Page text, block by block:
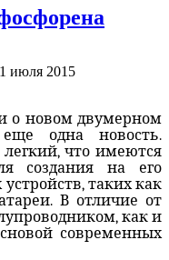
июля 2015
о новом двумерном
одна новость.
что имеются
создания на его
таких как
В отличие от
как и
современных